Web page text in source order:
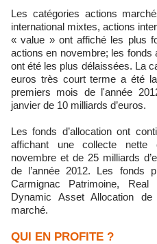
Les catégories actions marchés émergents globaux, actions
international mixtes, actions
« value » ont affiché les plus
actions en novembre; les
ont été les plus délaissées. La
euros très court terme a été
premiers mois de l'année
janvier de 10 milliards d’euros.
Les fonds d’allocation ont
affichant une collecte nette
novembre et de 25 milliards
de l’année 2012. Les fonds
Carmignac Patrimoine,
Dynamic Asset Allocation
marché.
QUI EN PROFITE ?